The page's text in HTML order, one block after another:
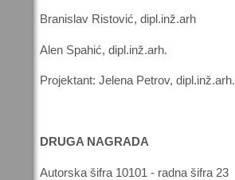
Branislav Ristović, dipl.inž.arh
Alen Spahić, dipl.inž.arh.
Projektant: Jelena Petrov, dipl.inž.arh.
DRUGA NAGRADA
Autorska šifra 10101 - radna šifra 23